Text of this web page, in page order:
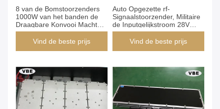
8 van de Bomstoorzenders
1000W van het banden de
Draagbare Konvooi Macht
AC 220V voor
CDMA/GSM/DCS
Vind de beste prijs
Auto Opgezette rf-
Signaalstoorzender, Militaire
de Inputgelijkstroom 28V
Macht van de
Signaalstoorzender
Vind de beste prijs